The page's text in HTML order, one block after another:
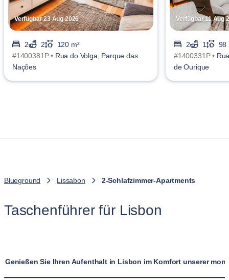
Verfügbar 23 Aug 2026
2 2
120 m²
#1400381P • Rua do Volga, Parque das
Nações
Verfügbar 11 Aug
2 1
98
#1400331P •
de Ourique
Blueground Lissabon 2-Schlafzimmer-Apartments
Taschenführer für Lisbon
Genießen Sie Ihren Aufenthalt in Lisbon im Komfort unserer